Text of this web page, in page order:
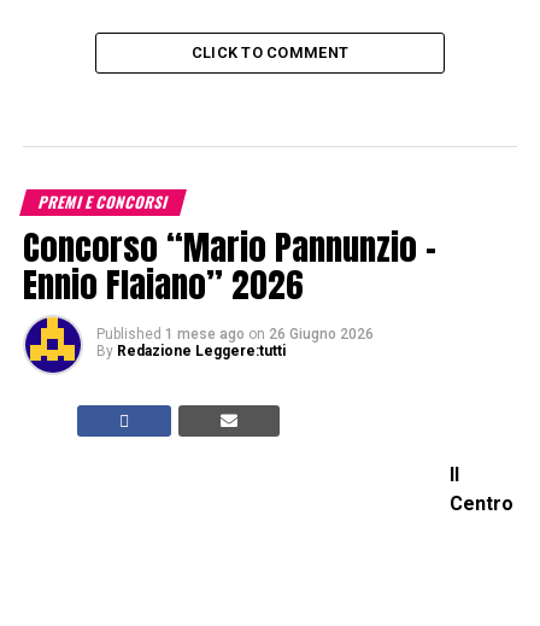
CLICK TO COMMENT
PREMI E CONCORSI
Concorso “Mario Pannunzio –
Ennio Flaiano” 2026
Published 1 mese ago on 26 Giugno 2026
By Redazione Leggere:tutti
Centro